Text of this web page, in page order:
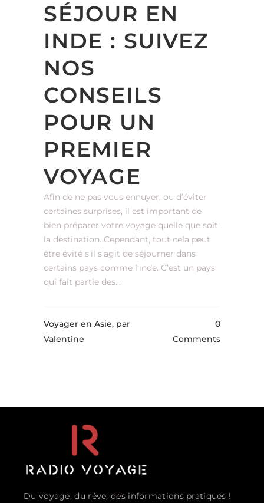
SÉJOUR EN
INDE : SUIVEZ
NOS
CONSEILS
POUR UN
PREMIER
VOYAGE
Afin de ne pas vous ennuyer, ou d’éviter
certaines surprises, il est important de
bien préparer votre voyage quelle que soit
la destination. Cependant, tout cela peut
être évité s’il s’agit de séjourner dans
certains pays comme l’inde. C’est un pays
qui fait partie des...
Voyager en Asie, par
Valentine
0
Comments
Du voyage, du rêve, des informations pratiques !